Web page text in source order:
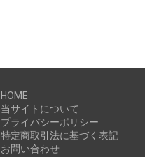
HOME
当サイトについて
プライバシーポリシー
特定商取引法に基づく表記
お問い合わせ